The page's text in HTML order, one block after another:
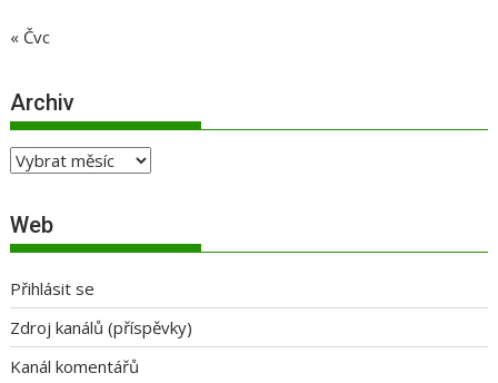
« Čvc
Archiv
Archiv
Web
Přihlásit se
Zdroj kanálů (příspěvky)
Kanál komentářů